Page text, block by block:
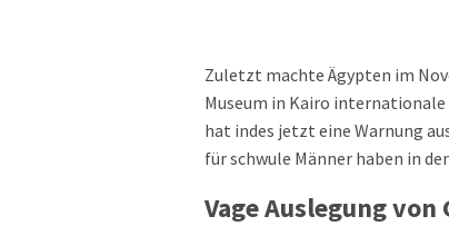
Zuletzt machte Ägypten im
Museum in Kairo
hat indes jetzt eine Warnung
für schwule Männer haben in
Vage Auslegung von